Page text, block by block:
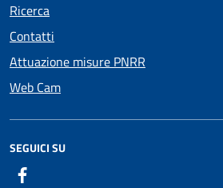
Ricerca
Contatti
Attuazione misure PNRR
Web Cam
SEGUICI SU